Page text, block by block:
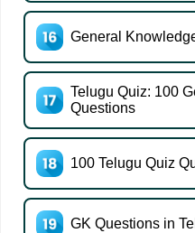
General
Telugu Quiz: 100
Questions
100 Telugu Quiz
GK Questions in